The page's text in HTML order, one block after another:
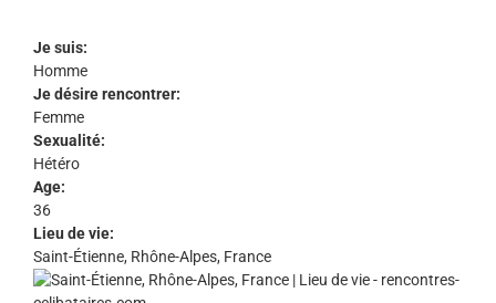
Je suis:
Homme
Je désire rencontrer:
Femme
Sexualité:
Hétéro
Age:
36
Lieu de vie:
Saint-Étienne, Rhône-Alpes, France